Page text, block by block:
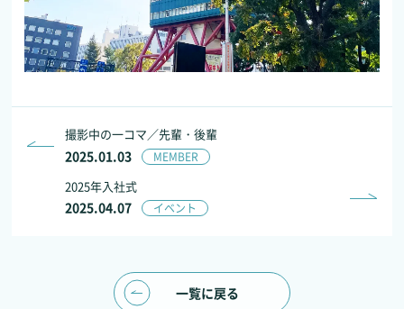
2025.01.03 MEMBER
撮影中の一コマ／先輩・後輩
2025.04.07 イベント
2025年入社式
一覧に戻る